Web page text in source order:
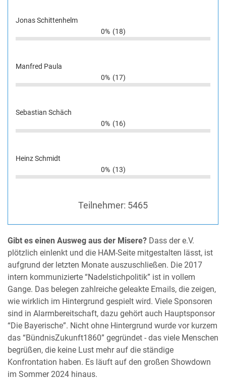
Jonas Schittenhelm
0% (18)
Manfred Paula
0% (17)
Sebastian Schäch
0% (16)
Heinz Schmidt
0% (13)
Teilnehmer: 5465
Gibt es einen Ausweg aus der Misere? Dass der e.V.
plötzlich einlenkt und die HAM-Seite mitgestalten lässt, ist
aufgrund der letzten Monate auszuschließen. Die 2017
intern kommunizierte “Nadelstichpolitik” ist in vollem
Gange. Das belegen zahlreiche geleakte Emails, die zeigen,
wie wirklich im Hintergrund gespielt wird. Viele Sponsoren
sind in Alarmbereitschaft, dazu gehört auch Hauptsponsor
“Die Bayerische”. Nicht ohne Hintergrund wurde vor kurzem
das “BündnisZukunft1860” gegründet - das viele Menschen
begrüßen, die keine Lust mehr auf die ständige
Konfrontation haben. Es läuft auf den großen Showdown
im Sommer 2024 hinaus.